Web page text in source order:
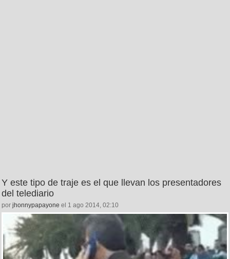
Y este tipo de traje es el que llevan los presentadores
del telediario
por jhonnypapayone el 1 ago 2014, 02:10